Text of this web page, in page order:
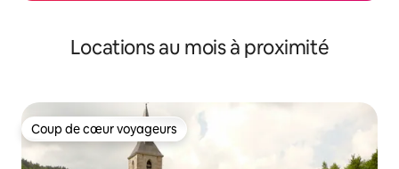
Locations au mois à proximité
Coup de cœur voyageurs
Coup de cœur voyageurs